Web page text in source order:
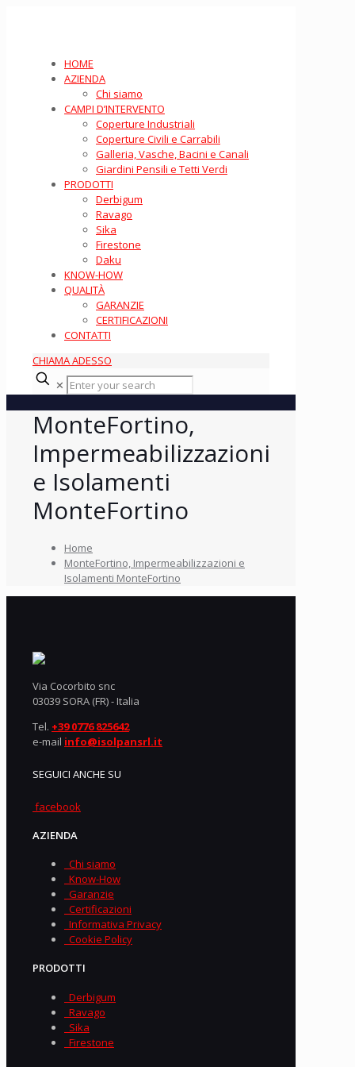
HOME
AZIENDA
Chi siamo
CAMPI D’INTERVENTO
Coperture Industriali
Coperture Civili e Carrabili
Galleria, Vasche, Bacini e Canali
Giardini Pensili e Tetti Verdi
PRODOTTI
Derbigum
Ravago
Sika
Firestone
Daku
KNOW-HOW
QUALITÀ
GARANZIE
CERTIFICAZIONI
CONTATTI
CHIAMA ADESSO
✕
MonteFortino,
Impermeabilizzazioni
e Isolamenti
MonteFortino
Home
MonteFortino, Impermeabilizzazioni e
Isolamenti MonteFortino
Via Cocorbito snc
03039 SORA (FR) - Italia
Tel. +39 0776 825642
e-mail info@isolpansrl.it
SEGUICI ANCHE SU
facebook
AZIENDA
Chi siamo
Know-How
Garanzie
Certificazioni
Informativa Privacy
Cookie Policy
PRODOTTI
Derbigum
Ravago
Sika
Firestone